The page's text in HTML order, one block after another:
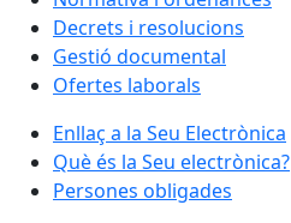
Decrets i resolucions
Gestió documental
Ofertes laborals
Enllaç a la Seu Electrònica
Què és la Seu electrònica?
Persones obligades